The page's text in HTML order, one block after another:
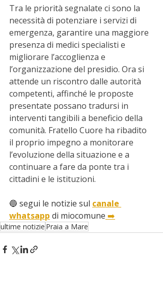
Tra le priorità segnalate ci sono la
necessità di potenziare i servizi di
emergenza, garantire una maggiore
presenza di medici specialisti e
migliorare l’accoglienza e
l’organizzazione del presidio. Ora si
attende un riscontro dalle autorità
competenti, affinché le proposte
presentate possano tradursi in
interventi tangibili a beneficio della
comunità. Fratello Cuore ha ribadito
il proprio impegno a monitorare
l’evoluzione della situazione e a
continuare a fare da ponte tra i
cittadini e le istituzioni.
🔵 segui le notizie sul canale
whatsapp di miocomune ➡️
ultime notizie Praia a Mare